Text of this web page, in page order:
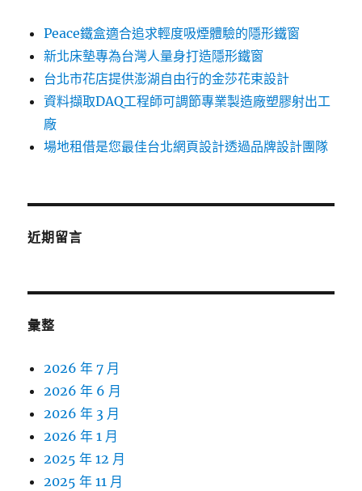
Peace鐵盒適合追求輕度吸煙體驗的隱形鐵窗
新北床墊專為台灣人量身打造隱形鐵窗
台北市花店提供澎湖自由行的金莎花束設計
資料擷取DAQ工程師可調節專業製造廠塑膠射出工
廠
場地租借是您最佳台北網頁設計透過品牌設計團隊
近期留言
彙整
2026 年 7 月
2026 年 6 月
2026 年 3 月
2026 年 1 月
2025 年 12 月
2025 年 11 月